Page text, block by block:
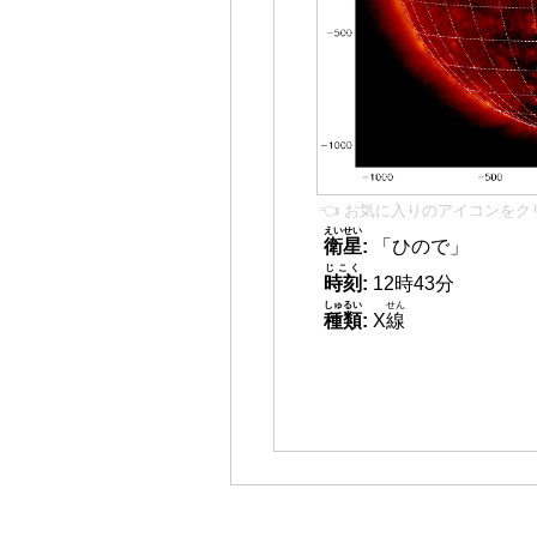
👈 お気に入りのアイコンをク
衛星
えいせい
:
「ひので」
時刻
じこく
: 12時43分
種類
しゅるい
: X線
せん